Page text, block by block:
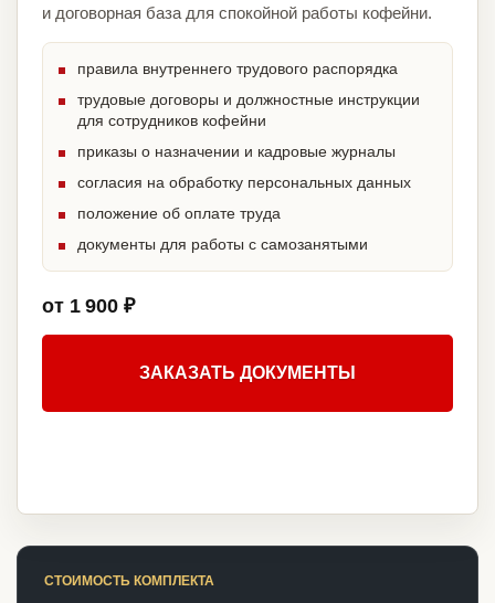
и договорная база для спокойной работы кофейни.
правила внутреннего трудового распорядка
трудовые договоры и должностные инструкции
для сотрудников кофейни
приказы о назначении и кадровые журналы
согласия на обработку персональных данных
положение об оплате труда
документы для работы с самозанятыми
от 1 900 ₽
ЗАКАЗАТЬ ДОКУМЕНТЫ
СТОИМОСТЬ КОМПЛЕКТА